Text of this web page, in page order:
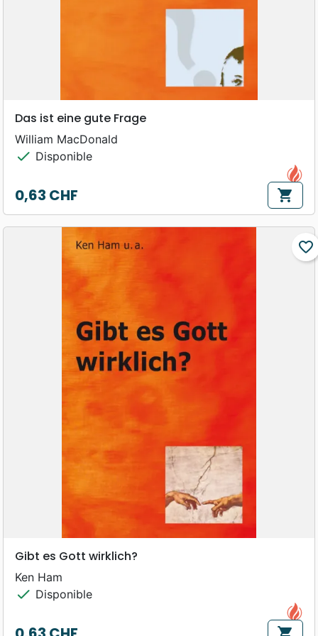
Das ist eine gute Frage
William MacDonald
check Disponible
Prix
0,63 CHF shopping_cart
favorite_border
Gibt es Gott wirklich?
Ken Ham
check Disponible